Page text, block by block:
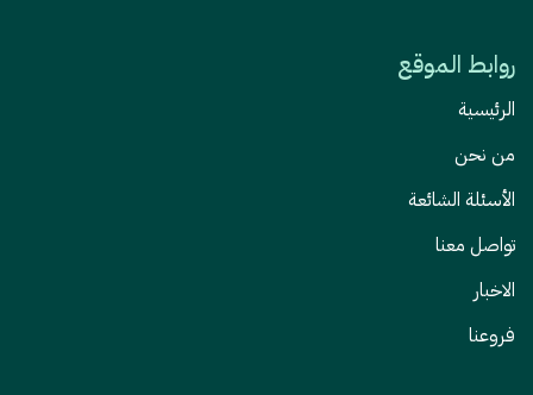
روابط الموقع
الرئيسية
من نحن
الأسئلة الشائعة
تواصل معنا
الاخبار
فروعنا